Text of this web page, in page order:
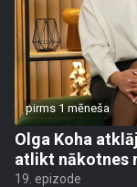
pirms 1 mēneša
Olga Koha
atlikt nākotnes
19. epizode